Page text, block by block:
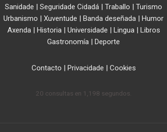
Sanidade | Seguridade Cidadá | Traballo | Turismo
Urbanismo | Xuventude | Banda deseñada | Humor
Axenda| Historia| Universidade | Lingua| Libros
Gastronomía | Deporte
Contacto | Privacidade | Cookies
20 consultas en 1,198 segundos.